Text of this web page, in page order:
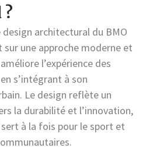
?
design architectural du BMO
sur une approche moderne et
l’expérience des
s’intégrant à son
Le design reflète un
la durabilité et l’innovation,
à la fois pour le sport et